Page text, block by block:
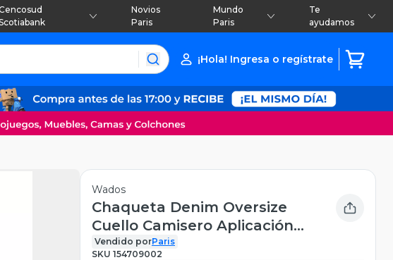
Novios
Paris
Mundo
Paris
Te
ayudamos
¡Hola! Ingresa o regístrate
Wados
Chaqueta Denim Oversize
Cuello Camisero Aplicación
Strass
Vendido porParis
SKU 154709002